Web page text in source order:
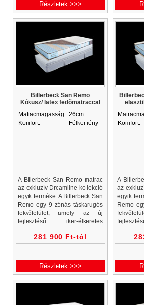
Részletek >>>
Billerbeck San Remo
Kókusz/ latex fedőmatraccal
Matracmagasság: 26cm
Komfort:
Félkemény
A Billerbeck San Remo matrac
az exkluzív Dreamline kollekció
egyik terméke. A Billerbeck San
Remo egy 9 zónás táskarugós
fekvőfelület, amely az új
fejlesztésű iker-élkeretes
ZeroPure matracok prémium
változata, melynek gyártása
281 900 Ft-tól
Részletek >>>
Komfort:
A
az
egyik
Remo